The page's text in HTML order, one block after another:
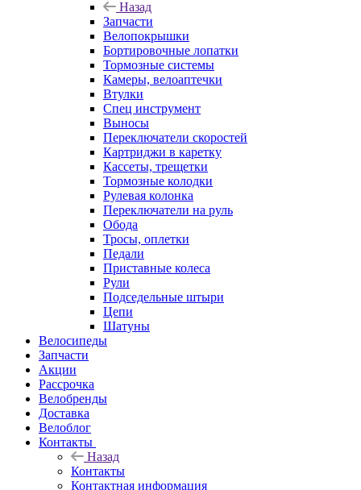
Назад
Запчасти
Велопокрышки
Бортировочные лопатки
Тормозные системы
Камеры, велоаптечки
Втулки
Спец инструмент
Выносы
Переключатели скоростей
Картриджи в каретку
Кассеты, трещетки
Тормозные колодки
Рулевая колонка
Переключатели на руль
Обода
Тросы, оплетки
Педали
Приставные колеса
Рули
Подседельные штыри
Цепи
Шатуны
Велосипеды
Запчасти
Акции
Рассрочка
Велобренды
Доставка
Велоблог
Контакты
Назад
Контакты
Контактная информация